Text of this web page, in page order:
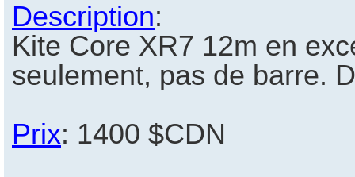
Description:
Kite Core XR7 12m en
seulement, pas de barre.
Prix: 1400 $CDN